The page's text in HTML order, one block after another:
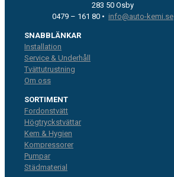
283 50 Osby
0479 – 161 80 • info@auto-kemi.se
SNABBLÄNKAR
Installation
Service & Underhåll
Tvättutrustning
Om oss
SORTIMENT
Fordonstvätt
Högtryckstvättar
Kem & Hygien
Kompressorer
Pumpar
Städmaterial